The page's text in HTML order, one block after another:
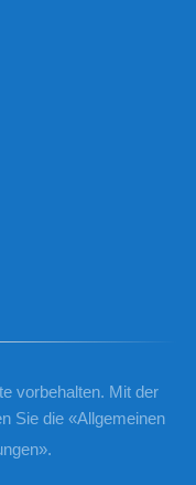
vorbehalten. Mit der
Sie die «Allgemeinen
».